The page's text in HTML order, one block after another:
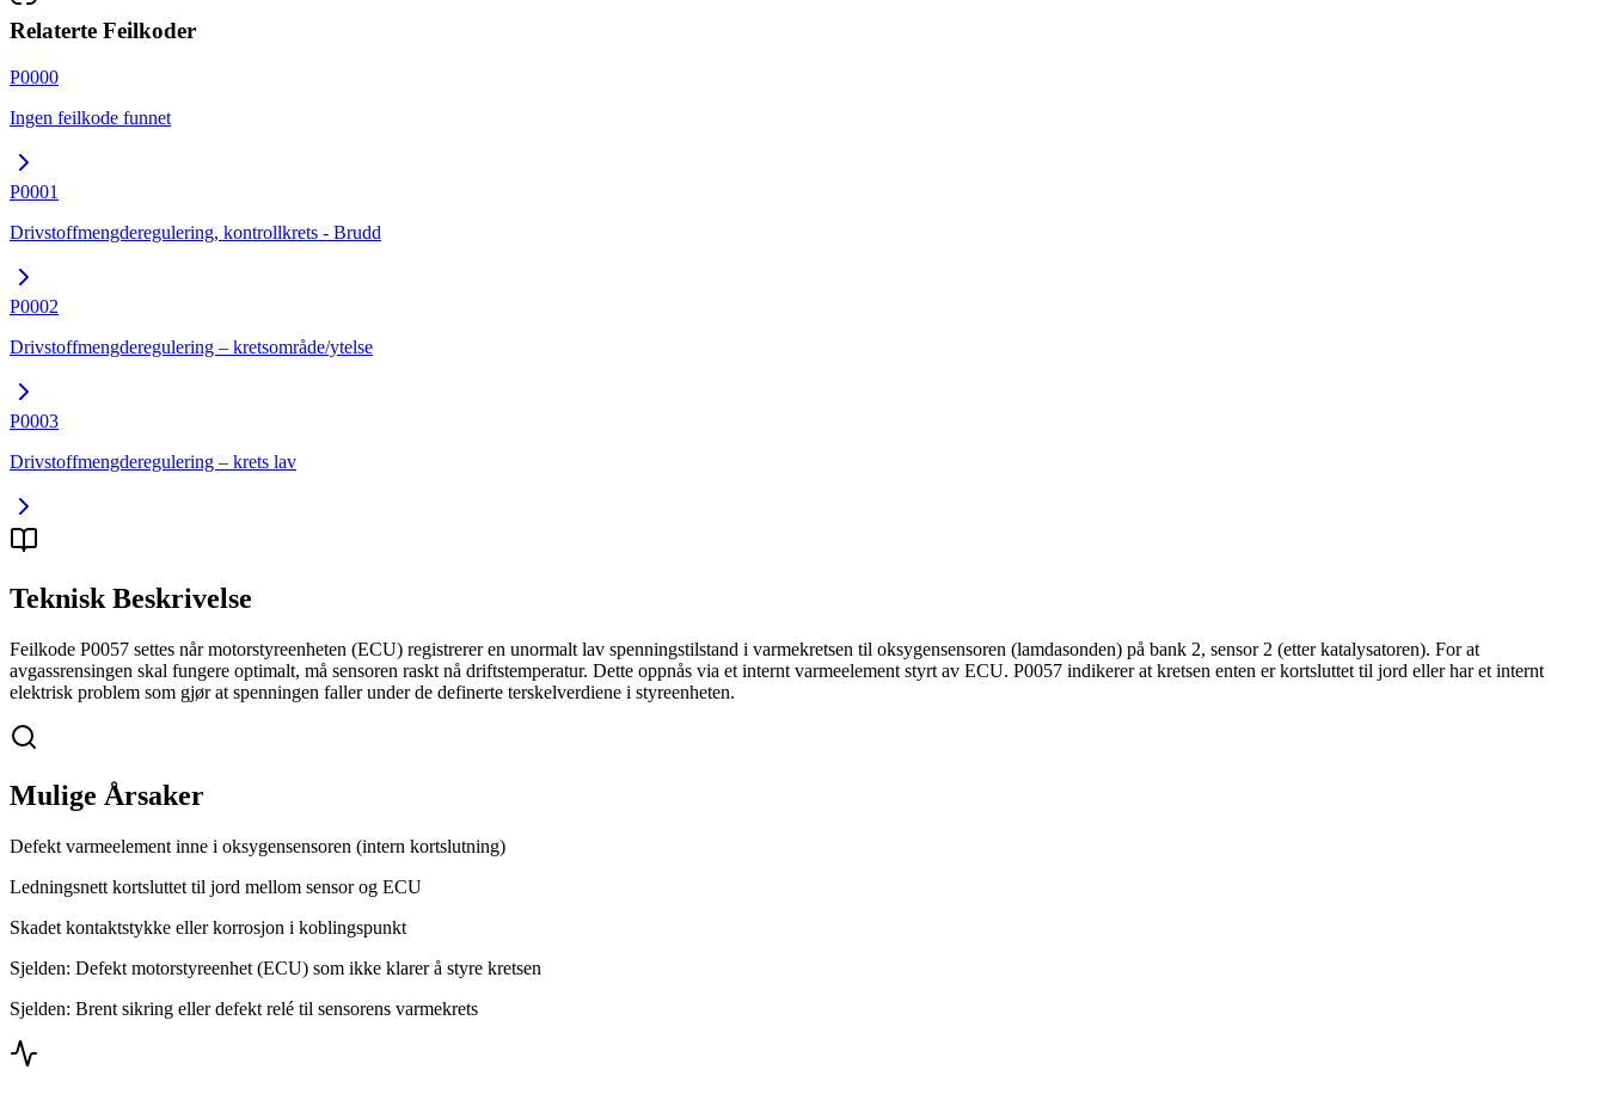
Relaterte Feilkoder
P0000
Ingen feilkode funnet
P0001
Drivstoffmengderegulering, kontrollkrets - Brudd
P0002
Drivstoffmengderegulering – kretsområde/ytelse
P0003
Drivstoffmengderegulering – krets lav
Teknisk Beskrivelse
Feilkode P0057 settes når motorstyreenheten (ECU) registrerer en unormalt lav spenningstilstand i varmekretsen til oksygensensoren (lamdasonden) på bank 2, sensor 2 (etter katalysatoren). For at
avgassrensingen skal fungere optimalt, må sensoren raskt nå driftstemperatur. Dette oppnås via et internt varmeelement styrt av ECU. P0057 indikerer at kretsen enten er kortsluttet til jord eller har et internt
elektrisk problem som gjør at spenningen faller under de definerte terskelverdiene i styreenheten.
Mulige Årsaker
Defekt varmeelement inne i oksygensensoren (intern kortslutning)
Ledningsnett kortsluttet til jord mellom sensor og ECU
Skadet kontaktstykke eller korrosjon i koblingspunkt
Sjelden: Defekt motorstyreenhet (ECU) som ikke klarer å styre kretsen
Sjelden: Brent sikring eller defekt relé til sensorens varmekrets